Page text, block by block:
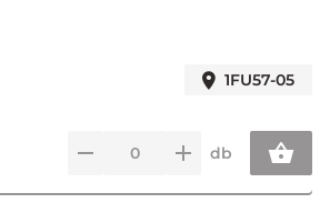
1FU57-05
db